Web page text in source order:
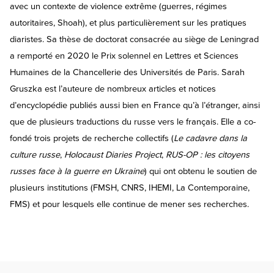
avec un contexte de violence extrême (guerres, régimes
autoritaires, Shoah), et plus particulièrement sur les pratiques
diaristes. Sa thèse de doctorat consacrée au siège de Leningrad
a remporté en 2020 le Prix solennel en Lettres et Sciences
Humaines de la Chancellerie des Universités de Paris. Sarah
Gruszka est l’auteure de nombreux articles et notices
d’encyclopédie publiés aussi bien en France qu’à l’étranger, ainsi
que de plusieurs traductions du russe vers le français. Elle a co-
fondé trois projets de recherche collectifs (Le cadavre dans la
culture russe, Holocaust Diaries Project, RUS-OP : les citoyens
russes face à la guerre en Ukraine) qui ont obtenu le soutien de
plusieurs institutions (FMSH, CNRS, IHEMI, La Contemporaine,
FMS) et pour lesquels elle continue de mener ses recherches.